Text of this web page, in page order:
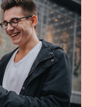
но
не
исчезает:
Директор
отделения
ФАО
в
РФ
—
будущем
продовольственной